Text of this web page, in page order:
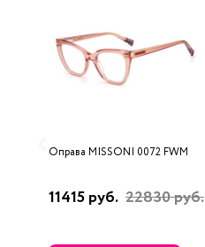
Оправа MISSONI 0072 FWM
11415 руб. 22830 руб.